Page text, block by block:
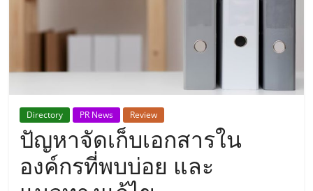
ThaiSMEsCenter,
รวม
ธุรกิจ
เอ
Directory PR News Review
ปัญหาจัดเก็บเอกสารใน
องค์กรที่พบบ่อย และ